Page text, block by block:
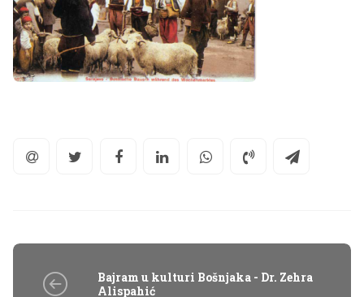
Bajram u kulturi Bošnjaka - Dr. Zehra
Alispahić